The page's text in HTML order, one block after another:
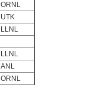
ORNL
UTK
LLNL
LLNL
ANL
ORNL